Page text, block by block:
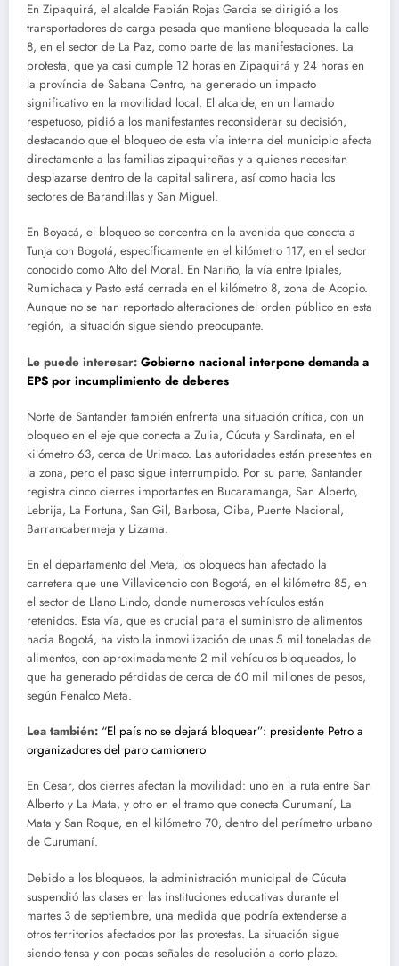
En Zipaquirá, el alcalde Fabián Rojas Garcia se dirigió a los
transportadores de carga pesada que mantiene bloqueada la calle
8, en el sector de La Paz, como parte de las manifestaciones. La
protesta, que ya casi cumple 12 horas en Zipaquirá y 24 horas en
la província de Sabana Centro, ha generado un impacto
significativo en la movilidad local. El alcalde, en un llamado
respetuoso, pidió a los manifestantes reconsiderar su decisión,
destacando que el bloqueo de esta vía interna del municipio afecta
directamente a las familias zipaquireñas y a quienes necesitan
desplazarse dentro de la capital salinera, así como hacia los
sectores de Barandillas y San Miguel.
En Boyacá, el bloqueo se concentra en la avenida que conecta a
Tunja con Bogotá, específicamente en el kilómetro 117, en el sector
conocido como Alto del Moral. En Nariño, la vía entre Ipiales,
Rumichaca y Pasto está cerrada en el kilómetro 8, zona de Acopio.
Aunque no se han reportado alteraciones del orden público en esta
región, la situación sigue siendo preocupante.
Le puede interesar: Gobierno nacional interpone demanda a
EPS por incumplimiento de deberes
Norte de Santander también enfrenta una situación crítica, con un
bloqueo en el eje que conecta a Zulia, Cúcuta y Sardinata, en el
kilómetro 63, cerca de Urimaco. Las autoridades están presentes en
la zona, pero el paso sigue interrumpido. Por su parte, Santander
registra cinco cierres importantes en Bucaramanga, San Alberto,
Lebrija, La Fortuna, San Gil, Barbosa, Oiba, Puente Nacional,
Barrancabermeja y Lizama.
En el departamento del Meta, los bloqueos han afectado la
carretera que une Villavicencio con Bogotá, en el kilómetro 85, en
el sector de Llano Lindo, donde numerosos vehículos están
retenidos. Esta vía, que es crucial para el suministro de alimentos
hacia Bogotá, ha visto la inmovilización de unas 5 mil toneladas de
alimentos, con aproximadamente 2 mil vehículos bloqueados, lo
que ha generado pérdidas de cerca de 60 mil millones de pesos,
según Fenalco Meta.
Lea también: “El país no se dejará bloquear”: presidente Petro a
organizadores del paro camionero
En Cesar, dos cierres afectan la movilidad: uno en la ruta entre San
Alberto y La Mata, y otro en el tramo que conecta Curumaní, La
Mata y San Roque, en el kilómetro 70, dentro del perímetro urbano
de Curumaní.
Debido a los bloqueos, la administración municipal de Cúcuta
suspendió las clases en las instituciones educativas durante el
martes 3 de septiembre, una medida que podría extenderse a
otros territorios afectados por las protestas. La situación sigue
siendo tensa y con pocas señales de resolución a corto plazo.